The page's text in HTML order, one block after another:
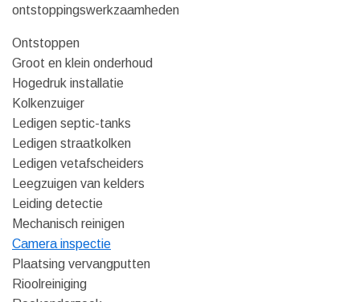
ontstoppingswerkzaamheden
Ontstoppen
Groot en klein onderhoud
Hogedruk installatie
Kolkenzuiger
Ledigen septic-tanks
Ledigen straatkolken
Ledigen vetafscheiders
Leegzuigen van kelders
Leiding detectie
Mechanisch reinigen
Camera inspectie
Plaatsing vervangputten
Rioolreiniging